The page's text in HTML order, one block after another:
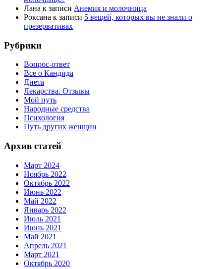
Лана к записи Анемия и молочница
Роксана к записи 5 вещей, которых вы не знали о
презервативах
Рубрики
Вопрос-ответ
Все о Кандида
Диета
Лекарства. Отзывы
Мой путь
Народные средства
Психология
Путь других женщин
Архив статей
Март 2024
Ноябрь 2022
Октябрь 2022
Июнь 2022
Май 2022
Январь 2022
Июль 2021
Июнь 2021
Май 2021
Апрель 2021
Март 2021
Октябрь 2020